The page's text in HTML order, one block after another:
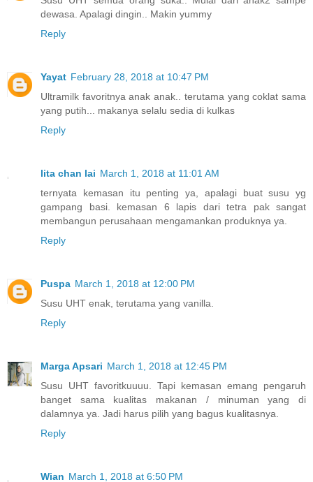
dewasa. Apalagi dingin.. Makin yummy
Reply
Yayat February 28, 2018 at 10:47 PM
Ultramilk favoritnya anak anak.. terutama yang coklat sama
yang putih... makanya selalu sedia di kulkas
Reply
lita chan lai March 1, 2018 at 11:01 AM
ternyata kemasan itu penting ya, apalagi buat susu yg
gampang basi. kemasan 6 lapis dari tetra pak sangat
membangun perusahaan mengamankan produknya ya.
Reply
Puspa March 1, 2018 at 12:00 PM
Susu UHT enak, terutama yang vanilla.
Reply
Marga Apsari March 1, 2018 at 12:45 PM
Susu UHT favoritkuuuu. Tapi kemasan emang pengaruh
banget sama kualitas makanan / minuman yang di
dalamnya ya. Jadi harus pilih yang bagus kualitasnya.
Reply
Wian March 1, 2018 at 6:50 PM